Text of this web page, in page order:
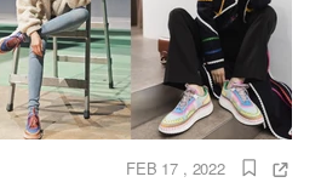
FEB 17 , 2022